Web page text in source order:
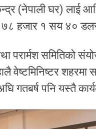
(नेपाली घर) लाई
७८ हजार १ सय ४०
परार्मश समितिको
वेष्टमिनिष्टर
पनि यस्तै